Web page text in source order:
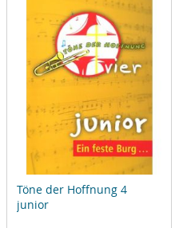
Töne der Hoffnung 4
junior